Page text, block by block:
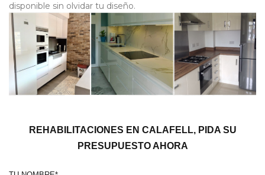
disponible sin olvidar tu diseño.
REHABILITACIONES EN CALAFELL, PIDA SU
PRESUPUESTO AHORA